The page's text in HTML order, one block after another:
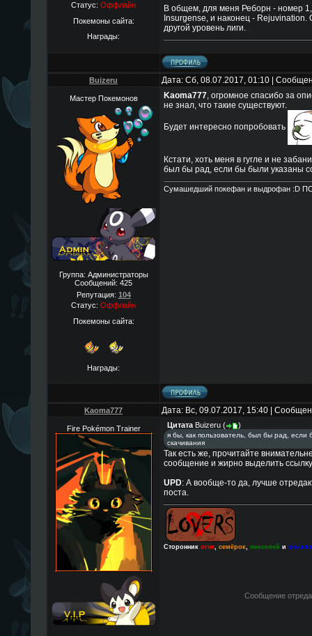
Статус: Оффлайн
Покемоны сайта:
Награды:
В общем, для меня Реборн - номер
Insurgense, и наконец -
другой уровень лиги.
Buizeru Дата: Сб, 08.07.2017, 01:10 |
Мастер Покемонов
Группа: Администраторы
Сообщений: 425
Репутация: 104
Статус: Оффлайн
Покемоны сайта:
Награды:
Kaoma777, огромное спасибо за
не знал, что такие существуют.
Будет интересно попробовать
Кстати, хоть меня в гугле и не
был бы рад, если бы были указаны
Сумашедший покефан и выдрофан :D
Kaoma777 Дата: Вс, 09.07.2017, 15:40 |
Fire Pokémon Trainer Цитата Buizeru( )
я бы, как пользователь, был бы рад, если
скачивания
Так есть же, прочитайте
сообщение и жирно выделить
UPD: А вообще-то да, лучше
поста.
Сторонник огня, семёрок, пикселей и
Сообщение